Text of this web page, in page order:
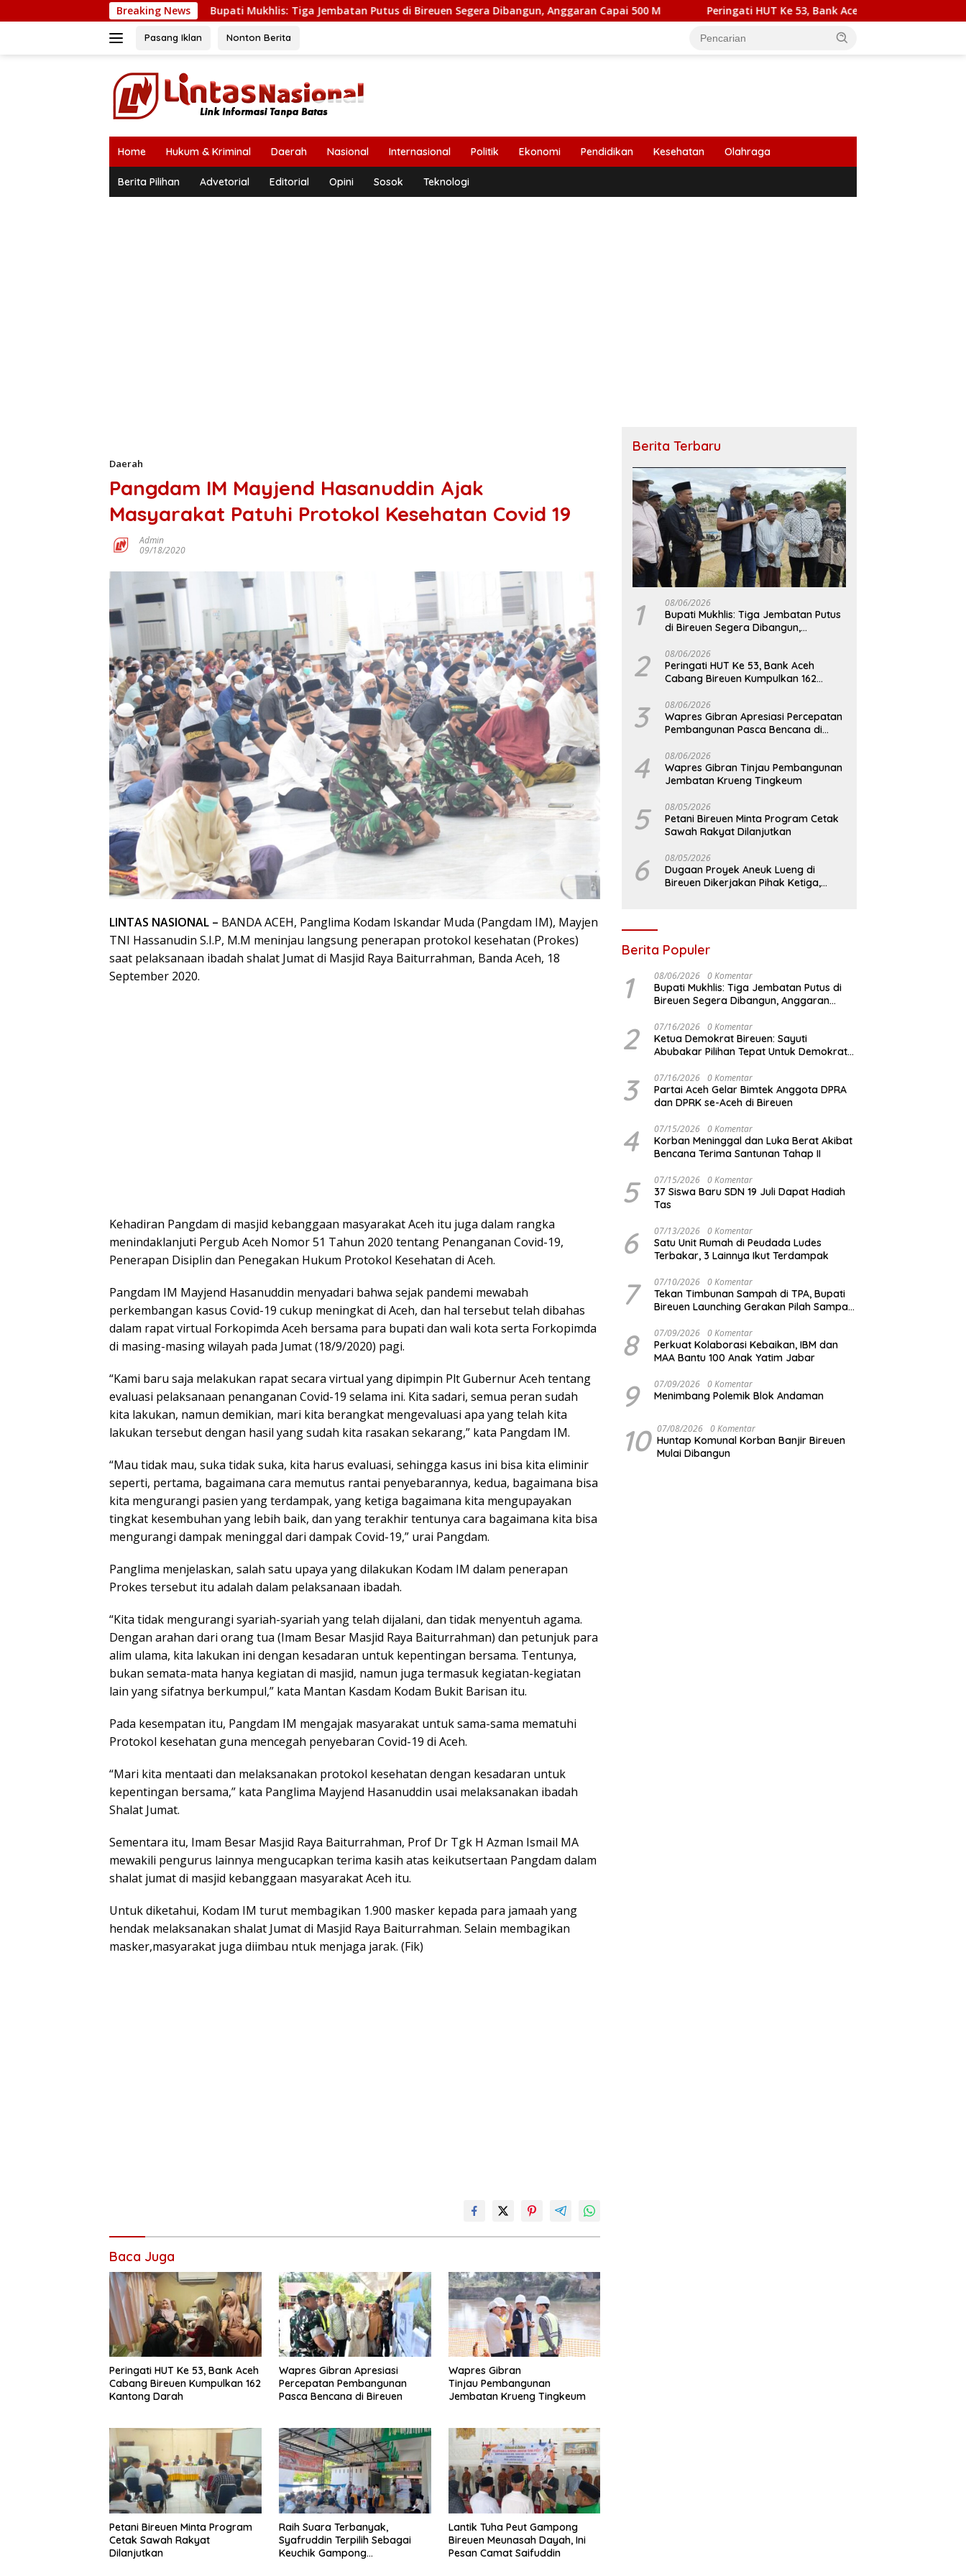
ke
Breaking News
Bupati Mukhlis: Tiga Jembatan Putus di Bireuen Segera Dibangun, Anggaran Capai 500 M Peringati HUT Ke 53, Bank Aceh Cabang Bireuen Kumpulkan 162
Pasang Iklan Nonton Berita
Home Hukum & Kriminal Daerah Nasional Internasional Politik Ekonomi Pendidikan Kesehatan Olahraga
Berita Pilihan Advetorial Editorial Opini Sosok Teknologi
Daerah
Pangdam IM Mayjend Hasanuddin Ajak
Masyarakat Patuhi Protokol Kesehatan Covid 19
Admin
09/18/2020
LINTAS NASIONAL – BANDA ACEH, Panglima Kodam Iskandar Muda (Pangdam IM), Mayjen
TNI Hassanudin S.I.P, M.M meninjau langsung penerapan protokol kesehatan (Prokes)
saat pelaksanaan ibadah shalat Jumat di Masjid Raya Baiturrahman, Banda Aceh, 18
September 2020.
Kehadiran Pangdam di masjid kebanggaan masyarakat Aceh itu juga dalam rangka
menindaklanjuti Pergub Aceh Nomor 51 Tahun 2020 tentang Penanganan Covid-19,
Penerapan Disiplin dan Penegakan Hukum Protokol Kesehatan di Aceh.
Pangdam IM Mayjend Hasanuddin menyadari bahwa sejak pandemi mewabah
perkembangan kasus Covid-19 cukup meningkat di Aceh, dan hal tersebut telah dibahas
dalam rapat virtual Forkopimda Aceh bersama para bupati dan wali kota serta Forkopimda
di masing-masing wilayah pada Jumat (18/9/2020) pagi.
“Kami baru saja melakukan rapat secara virtual yang dipimpin Plt Gubernur Aceh tentang
evaluasi pelaksanaan penanganan Covid-19 selama ini. Kita sadari, semua peran sudah
kita lakukan, namun demikian, mari kita berangkat mengevaluasi apa yang telah kita
lakukan tersebut dengan hasil yang sudah kita rasakan sekarang,” kata Pangdam IM.
“Mau tidak mau, suka tidak suka, kita harus evaluasi, sehingga kasus ini bisa kita eliminir
seperti, pertama, bagaimana cara memutus rantai penyebarannya, kedua, bagaimana bisa
kita mengurangi pasien yang terdampak, yang ketiga bagaimana kita mengupayakan
tingkat kesembuhan yang lebih baik, dan yang terakhir tentunya cara bagaimana kita bisa
mengurangi dampak meninggal dari dampak Covid-19,” urai Pangdam.
Panglima menjelaskan, salah satu upaya yang dilakukan Kodam IM dalam penerapan
Prokes tersebut itu adalah dalam pelaksanaan ibadah.
“Kita tidak mengurangi syariah-syariah yang telah dijalani, dan tidak menyentuh agama.
Dengan arahan dari orang tua (Imam Besar Masjid Raya Baiturrahman) dan petunjuk para
alim ulama, kita lakukan ini dengan kesadaran untuk kepentingan bersama. Tentunya,
bukan semata-mata hanya kegiatan di masjid, namun juga termasuk kegiatan-kegiatan
lain yang sifatnya berkumpul,” kata Mantan Kasdam Kodam Bukit Barisan itu.
Pada kesempatan itu, Pangdam IM mengajak masyarakat untuk sama-sama mematuhi
Protokol kesehatan guna mencegah penyebaran Covid-19 di Aceh.
“Mari kita mentaati dan melaksanakan protokol kesehatan dengan kesadaran untuk
kepentingan bersama,” kata Panglima Mayjend Hasanuddin usai melaksanakan ibadah
Shalat Jumat.
Sementara itu, Imam Besar Masjid Raya Baiturrahman, Prof Dr Tgk H Azman Ismail MA
mewakili pengurus lainnya mengucapkan terima kasih atas keikutsertaan Pangdam dalam
shalat jumat di masjid kebanggaan masyarakat Aceh itu.
Untuk diketahui, Kodam IM turut membagikan 1.900 masker kepada para jamaah yang
hendak melaksanakan shalat Jumat di Masjid Raya Baiturrahman. Selain membagikan
masker,masyarakat juga diimbau ntuk menjaga jarak. (Fik)
Baca Juga
Peringati HUT Ke 53, Bank Aceh
Cabang Bireuen Kumpulkan 162
Kantong Darah
Wapres Gibran Apresiasi
Percepatan Pembangunan
Pasca Bencana di Bireuen
Wapres Gibran
Tinjau Pembangunan
Jembatan Krueng Tingkeum
Petani Bireuen Minta Program
Cetak Sawah Rakyat
Dilanjutkan
Raih Suara Terbanyak,
Syafruddin Terpilih Sebagai
Keuchik Gampong
Lantik Tuha Peut Gampong
Bireuen Meunasah Dayah, Ini
Berita Terbaru
1 08/06/2026
Bupati Mukhlis: Tiga Jembatan Putus
di Bireuen Segera Dibangun,
2 08/06/2026
Peringati HUT Ke 53, Bank Aceh
Cabang Bireuen Kumpulkan 162
3 08/06/2026
Wapres Gibran Apresiasi Percepatan
Pembangunan Pasca Bencana di
4 08/06/2026
Wapres Gibran Tinjau Pembangunan
Jembatan Krueng Tingkeum
5 08/05/2026
Petani Bireuen Minta Program Cetak
Sawah Rakyat Dilanjutkan
6 08/05/2026
Dugaan Proyek Aneuk Lueng di
Bireuen Dikerjakan Pihak Ketiga,
Berita Populer
1 08/06/2026 0 Komentar
Bupati Mukhlis: Tiga Jembatan Putus di
Bireuen Segera Dibangun, Anggaran
2 07/16/2026 0 Komentar
Ketua Demokrat Bireuen: Sayuti
Abubakar Pilihan Tepat Untuk Demokrat
3 07/16/2026 0 Komentar
Partai Aceh Gelar Bimtek Anggota DPRA
dan DPRK se-Aceh di Bireuen
4 07/15/2026 0 Komentar
Korban Meninggal dan Luka Berat Akibat
Bencana Terima Santunan Tahap II
5 07/15/2026 0 Komentar
37 Siswa Baru SDN 19 Juli Dapat Hadiah
Tas
6 07/13/2026 0 Komentar
Satu Unit Rumah di Peudada Ludes
Terbakar, 3 Lainnya Ikut Terdampak
7 07/10/2026 0 Komentar
Tekan Timbunan Sampah di TPA, Bupati
Bireuen Launching Gerakan Pilah Sampah
8 07/09/2026 0 Komentar
Perkuat Kolaborasi Kebaikan, IBM dan
MAA Bantu 100 Anak Yatim Jabar
9 07/09/2026 0 Komentar
Menimbang Polemik Blok Andaman
10 07/08/2026 0 Komentar
Huntap Komunal Korban Banjir Bireuen
Mulai Dibangun